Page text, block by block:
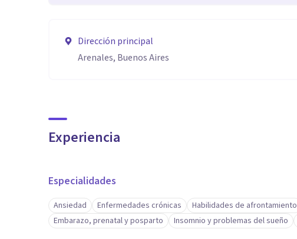
Dirección principal
Arenales, Buenos Aires
Experiencia
Especialidades
Ansiedad Enfermedades crónicas Habilidades de afrontamiento
Embarazo, prenatal y posparto
Insomnio y problemas del sueño